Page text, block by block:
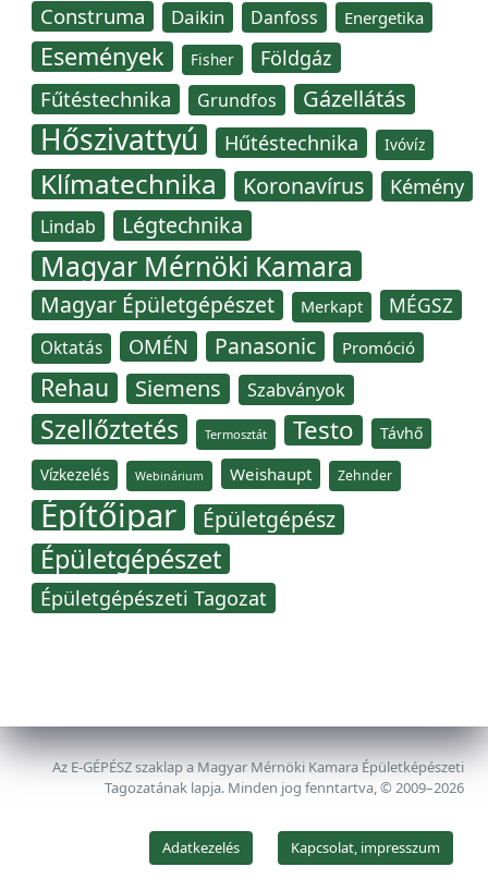
Construma Daikin Danfoss Energetika
Események Fisher Földgáz
Fűtéstechnika Grundfos Gázellátás
Hőszivattyú Hűtéstechnika Ivóvíz
Klímatechnika Koronavírus Kémény
Lindab Légtechnika
Magyar Mérnöki Kamara
Magyar Épületgépészet Merkapt MÉGSZ
Oktatás OMÉN Panasonic Promóció
Rehau Siemens Szabványok
Szellőztetés Termosztát Testo Távhő
Vízkezelés Webinárium Weishaupt Zehnder
Építőipar Épületgépész
Épületgépészet
Épületgépészeti Tagozat
Az E-GÉPÉSZ szaklap a Magyar Mérnöki Kamara Épületképészeti
Tagozatának lapja. Minden jog fenntartva, © 2009–2026
Adatkezelés Kapcsolat, impresszum